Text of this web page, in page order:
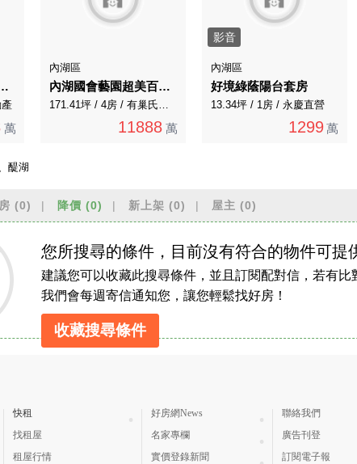
科技新貴美妝首購
萬
內湖區
內湖國會藝園超美百坪藝術電梯別墅
171.41坪 / 4房 / 有巢氏房屋
11888 萬
影音
內湖區
好境綠蔭陽台套房
13.34坪 / 1房 / 永慶直營
1299 萬
醍湖
(0) 降價 (0) 新上架 (0) 屋主 (0)
您所搜尋的條件，目前沒有符合的物件可提
建議您可以收藏此搜尋條件，並且訂閱配對信，若有比
我們會每週寄信通知您，讓您輕鬆找好房！
收藏搜尋條件
快租
找租屋
租屋行情
好房網News
名家專欄
實價登錄新聞
聯絡我們
廣告刊登
訂閱電子報